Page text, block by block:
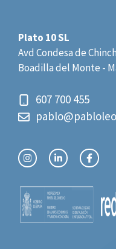
Plato 10 SL
Avd Condesa de
Boadilla del Monte -
607 700 455